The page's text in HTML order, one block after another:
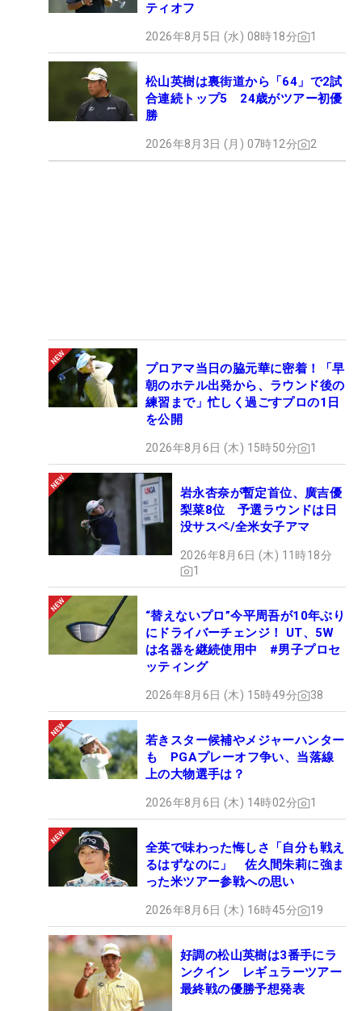
ティオフ
2026年8月5日 (水) 08時18分 1
松山英樹は裏街道から「64」で2試
合連続トップ5 24歳がツアー初優
勝
2026年8月3日 (月) 07時12分 2
プロアマ当日の脇元華に密着！「早
朝のホテル出発から、ラウンド後の
練習まで」忙しく過ごすプロの1日
を公開
2026年8月6日 (木) 15時50分 1
岩永杏奈が暫定首位、廣吉優
梨菜8位 予選ラウンドは日
没サスペ/全米女子アマ
2026年8月6日 (木) 11時18分
1
“替えないプロ”今平周吾が10年ぶり
にドライバーチェンジ！ UT、5W
は名器を継続使用中 #男子プロセ
ッティング
2026年8月6日 (木) 15時49分 38
若きスター候補やメジャーハンター
も PGAプレーオフ争い、当落線
上の大物選手は？
2026年8月6日 (木) 14時02分 1
全英で味わった悔しさ「自分も戦え
るはずなのに」 佐久間朱莉に強ま
った米ツアー参戦への思い
2026年8月6日 (木) 16時45分 19
好調の松山英樹は3番手にラ
ンクイン レギュラーツアー
最終戦の優勝予想発表